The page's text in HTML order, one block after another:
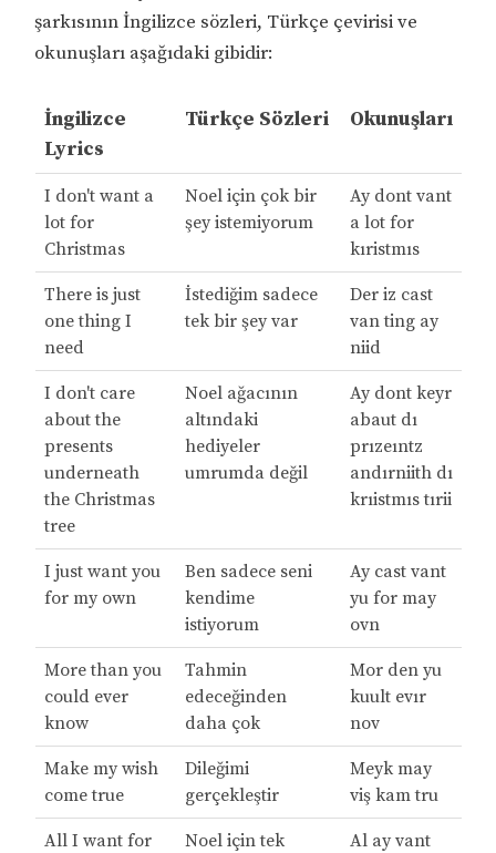
şarkısının İngilizce sözleri, Türkçe çevirisi ve
okunuşları aşağıdaki gibidir:
İngilizce
Lyrics
Türkçe Sözleri Okunuşları
I don't want a
lot for
Christmas
Noel için çok bir
şey istemiyorum
Ay dont vant
a lot for
kıristmıs
There is just
one thing I
need
İstediğim sadece
tek bir şey var
Der iz cast
van ting ay
niid
I don't care
about the
presents
underneath
the Christmas
tree
Noel ağacının
altındaki
hediyeler
umrumda değil
Ay dont keyr
abaut dı
prızeıntz
andırniith dı
krıistmıs tırii
I just want you
for my own
Ben sadece seni
kendime
istiyorum
Ay cast vant
yu for may
ovn
More than you
could ever
know
Tahmin
edeceğinden
daha çok
Mor den yu
kuult evır
nov
Make my wish
come true
Dileğimi
gerçekleştir
Meyk may
viş kam tru
All I want for Noel için tek Al ay vant